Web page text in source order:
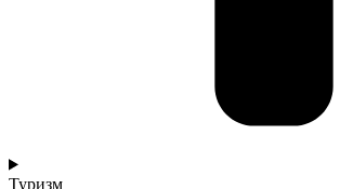
Туризм